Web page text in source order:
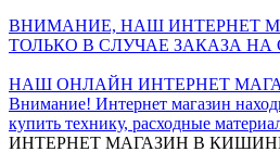
ВНИМАНИЕ, НАШ ИНТЕРНЕТ
ТОЛЬКО В СЛУЧАЕ ЗАКАЗА НА
НАШ ОНЛАЙН ИНТЕРНЕТ
Внимание! Интернет магазин
купить технику, расходные
ИНТЕРНЕТ МАГАЗИН В